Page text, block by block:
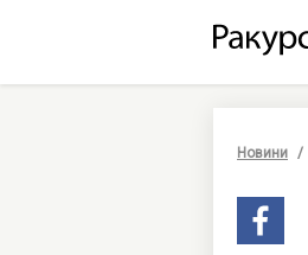
Новини